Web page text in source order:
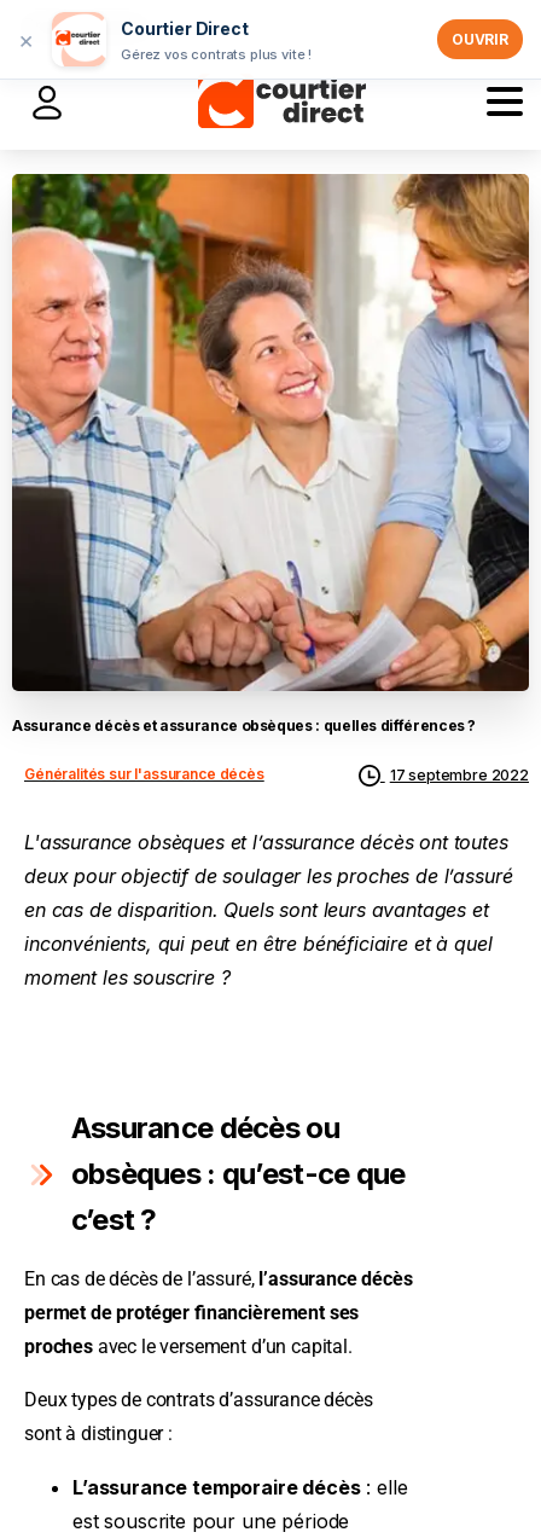
× Courtier Direct
Gérez vos contrats plus vite !
OUVRIR
Professionnels >
Assurance décès et assurance obsèques : quelles différences?
Généralités sur l'assurance décès 17 septembre 2022
L'assurance obsèques et l’assurance décès ont toutes
deux pour objectif de soulager les proches de l’assuré
en cas de disparition. Quels sont leurs avantages et
inconvénients, qui peut en être bénéficiaire et à quel
moment les souscrire ?
Assurance décès ou
obsèques : qu’est-ce que
c’est ?
En cas de décès de l’assuré, l’assurance décès
permet de protéger financièrement ses
prochesavec le versement d’un capital.
Deux types de contrats d’assurance décès
sont à distinguer :
L’assurance temporaire décès: elle
est souscrite pour une période